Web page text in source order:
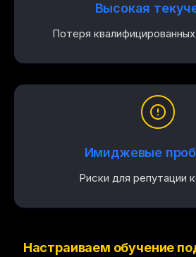
Высокая
Потеря
Имиджевые
Риски для репутации
Настраиваем обучение